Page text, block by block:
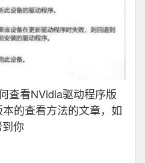
查看NVidia驱动程序版
的查看方法的文章，如
你